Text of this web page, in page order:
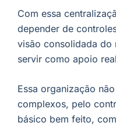
Com essa
depender de
visão consolidada do
servir como apoio
Essa organização
complexos, pelo
básico bem feito,